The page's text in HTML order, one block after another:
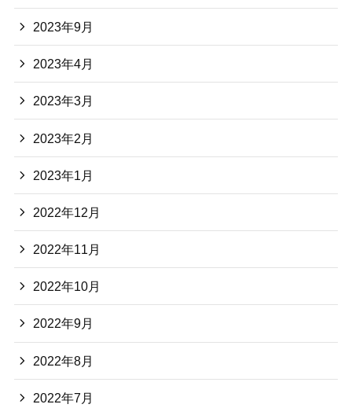
2023年9月
2023年4月
2023年3月
2023年2月
2023年1月
2022年12月
2022年11月
2022年10月
2022年9月
2022年8月
2022年7月